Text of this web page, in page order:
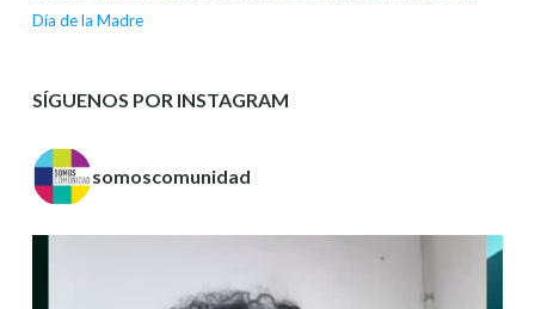
Día de la Madre
SÍGUENOS POR INSTAGRAM
somoscomunidad